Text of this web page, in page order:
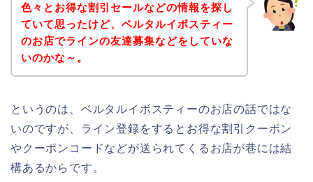
色々とお得な割引セールなどの情報を探し
ていて思ったけど、ベルタルイボスティー
のお店でラインの友達募集などをしていな
いのかな～。
というのは、ベルタルイボスティーのお店の話ではな
いのですが、ライン登録をするとお得な割引クーポン
やクーポンコードなどが送られてくるお店が巷には結
構あるからです。